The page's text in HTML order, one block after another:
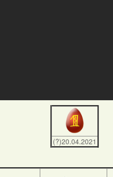
(?)20.04.2021